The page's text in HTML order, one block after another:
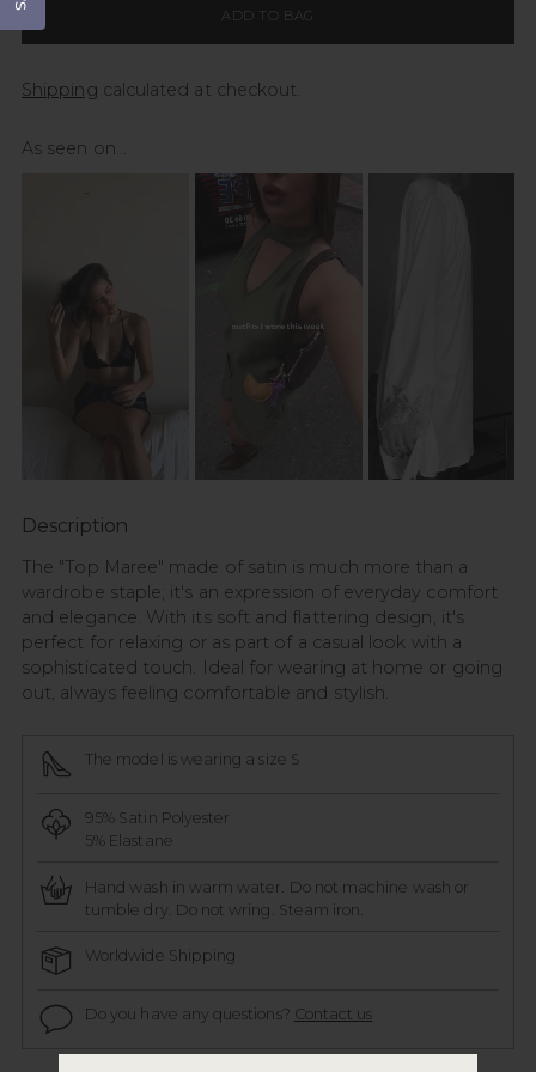
ADD TO BAG
Shipping calculated at checkout.
As seen on...
Description
The "Top Maree" made of satin is much more than a
wardrobe staple; it's an expression of everyday comfort
and elegance. With its soft and flattering design, it's
perfect for relaxing or as part of a casual look with a
sophisticated touch. Ideal for wearing at home or going
out, always feeling comfortable and stylish.
The model is wearing a size S
95% Satin Polyester
5% Elastane
Hand wash in warm water. Do not machine wash or
tumble dry. Do not wring. Steam iron.
Worldwide Shipping
Do you have any questions? Contact us